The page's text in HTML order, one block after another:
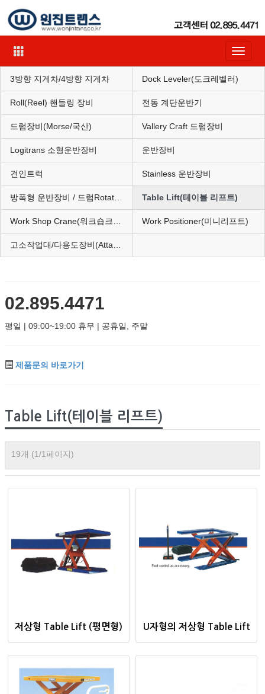
Toggle
3방향 지게차/4방향 지게차
Dock Leveler(도크레벨러)
Roll(Reel) 핸들링 장비 전동 계단운반기
드럼장비(Morse/국산) Vallery Craft 드럼장비
Logitrans 소형운반장비 운반장비
견인트럭 Stainless 운반장비
Table Lift(테이블 리프트)
Work Positioner(미니리프트)
02.895.4471
평일 | 09:00~19:00 휴무 | 공휴일, 주말
제품문의 바로가기
Table Lift(테이블 리프트)
19개 (1/1페이지)
저상형 Table Lift (평면형) U자형의 저상형 Table Lift